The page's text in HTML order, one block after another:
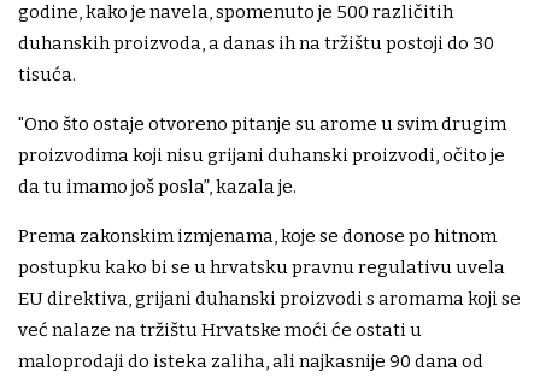
godine, kako je navela, spomenuto je 500 različitih
duhanskih proizvoda, a danas ih na tržištu postoji do 30
tisuća.
"Ono što ostaje otvoreno pitanje su arome u svim drugim
proizvodima koji nisu grijani duhanski proizvodi, očito je
da tu imamo još posla”, kazala je.
Prema zakonskim izmjenama, koje se donose po hitnom
postupku kako bi se u hrvatsku pravnu regulativu uvela
EU direktiva, grijani duhanski proizvodi s aromama koji se
već nalaze na tržištu Hrvatske moći će ostati u
maloprodaji do isteka zaliha, ali najkasnije 90 dana od